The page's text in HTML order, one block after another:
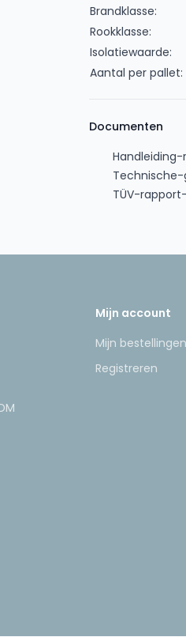
Brandklasse:
Rookklasse:
Isolatiewaarde:
Aantal per pallet:
Documenten
TÜV-
Mijn account
Mijn bestellingen
Registreren